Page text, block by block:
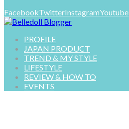
FacebookTwitterInstagramYoutube
PROFILE
JAPAN PRODUCT
TREND & MY STYLE
LIFESTYLE
REVIEW & HOW TO
EVENTS